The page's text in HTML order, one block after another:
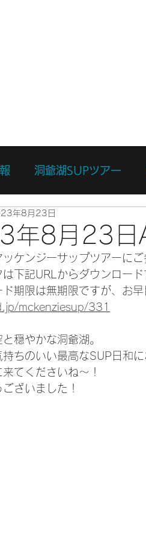
洞爺湖SUPツアー
ップコース
プレイ リバーサーフィ
年8月23日
年8月23日
ッケンジーサップツアーに
下記URLからダウンロード
ド期限は無期限ですが、お
mckenziesup/331
穏やかな洞爺湖。
持ちのいい最高なSUP日和
てくださいね〜！
ざいました！